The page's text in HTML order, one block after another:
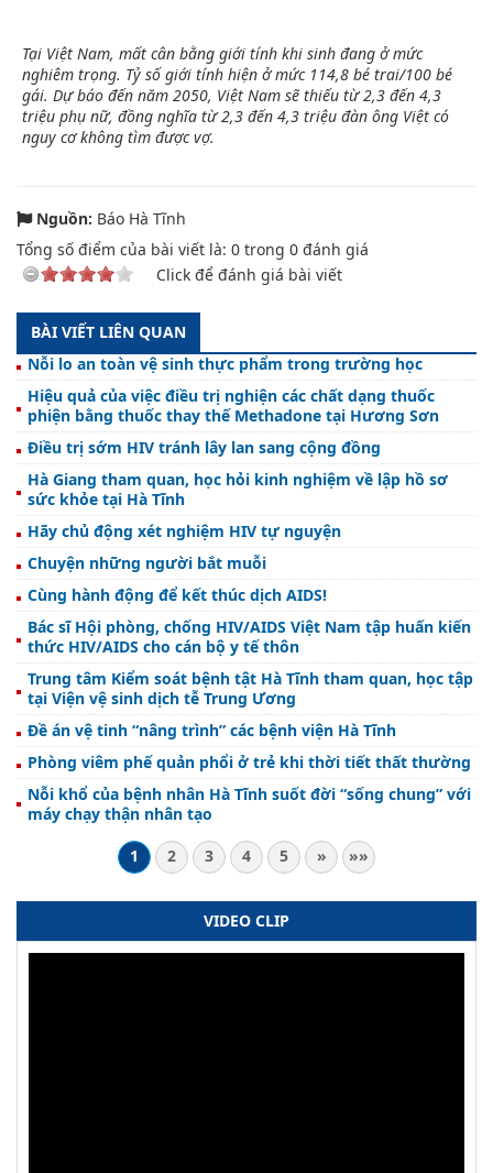
Tại Việt Nam, mất cân bằng giới tính khi sinh đang ở mức
nghiêm trọng. Tỷ số giới tính hiện ở mức 114,8 bé trai/100 bé
gái. Dự báo đến năm 2050, Việt Nam sẽ thiếu từ 2,3 đến 4,3
triệu phụ nữ, đồng nghĩa từ 2,3 đến 4,3 triệu đàn ông Việt có
nguy cơ không tìm được vợ.
Nguồn: Báo Hà Tĩnh
Tổng số điểm của bài viết là: 0 trong 0 đánh giá
Click để đánh giá bài viết
BÀI VIẾT LIÊN QUAN
Nỗi lo an toàn vệ sinh thực phẩm trong trường học
Hiệu quả của việc điều trị nghiện các chất dạng thuốc
phiện bằng thuốc thay thế Methadone tại Hương Sơn
Điều trị sớm HIV tránh lây lan sang cộng đồng
Hà Giang tham quan, học hỏi kinh nghiệm về lập hồ sơ
sức khỏe tại Hà Tĩnh
Hãy chủ động xét nghiệm HIV tự nguyện
Chuyện những người bắt muỗi
Cùng hành động để kết thúc dịch AIDS!
Bác sĩ Hội phòng, chống HIV/AIDS Việt Nam tập huấn kiến
thức HIV/AIDS cho cán bộ y tế thôn
Trung tâm Kiểm soát bệnh tật Hà Tĩnh tham quan, học tập
tại Viện vệ sinh dịch tễ Trung Ương
Đề án vệ tinh “nâng trình” các bệnh viện Hà Tĩnh
Phòng viêm phế quản phổi ở trẻ khi thời tiết thất thường
Nỗi khổ của bệnh nhân Hà Tĩnh suốt đời “sống chung” với
máy chạy thận nhân tạo
1
2 3 4 5 » »»
VIDEO CLIP